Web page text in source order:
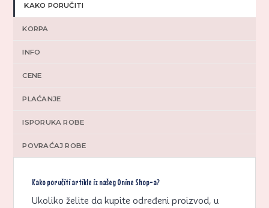
KAKO PORUČITI
KORPA
INFO
CENE
PLAĆANJE
ISPORUKA ROBE
POVRAĆAJ ROBE
Kako poručiti artikle iz našeg Onine Shop-a?
Ukoliko želite da kupite određeni proizvod, u